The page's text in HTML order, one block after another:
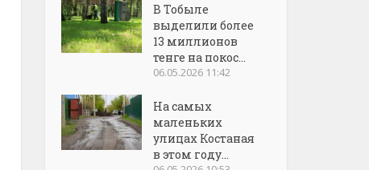
В Тобыле
выделили более
13 миллионов
тенге на покос...
06.05.2026 11:42
На самых
маленьких
улицах Костаная
в этом году...